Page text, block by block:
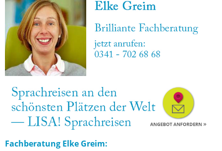
Fachberatung Elke Greim: